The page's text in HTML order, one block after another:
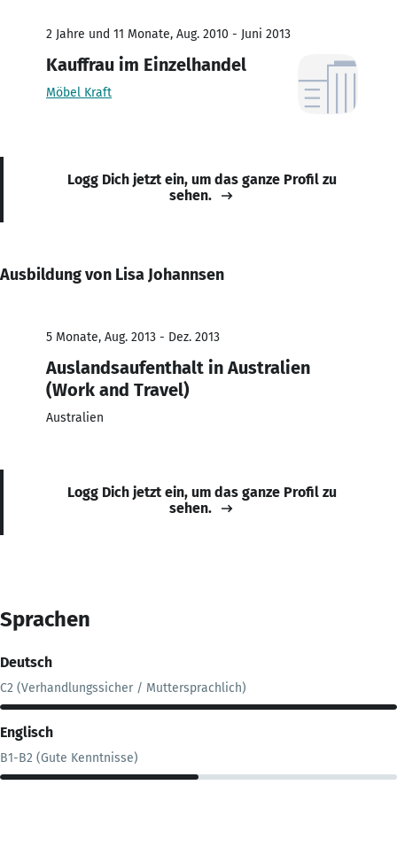
2 Jahre und 11 Monate, Aug. 2010 - Juni 2013
Kauffrau im Einzelhandel
Möbel Kraft
Logg Dich jetzt ein, um das ganze Profil zu
sehen.
Ausbildung von Lisa Johannsen
5 Monate, Aug. 2013 - Dez. 2013
Auslandsaufenthalt in Australien
(Work and Travel)
Australien
Logg Dich jetzt ein, um das ganze Profil zu
sehen.
Sprachen
Deutsch
C2 (Verhandlungssicher / Muttersprachlich)
Englisch
B1-B2 (Gute Kenntnisse)